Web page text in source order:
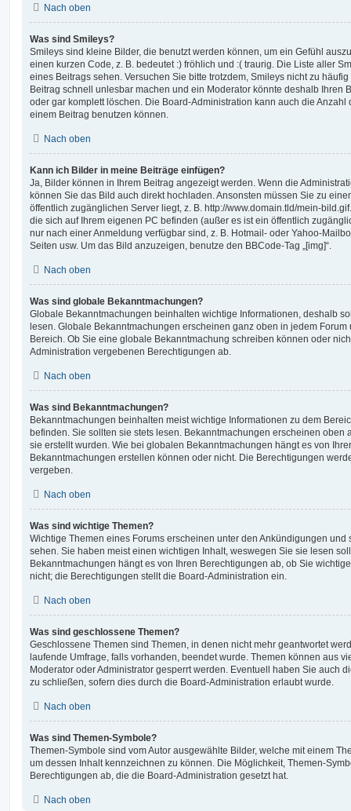
Nach oben
Was sind Smileys?
Smileys sind kleine Bilder, die benutzt werden können, um ein Gefühl
einen kurzen Code, z. B. bedeutet :) fröhlich und :( traurig. Die Liste aller
eines Beitrags sehen. Versuchen Sie bitte trotzdem, Smileys nicht zu
Beitrag schnell unlesbar machen und ein Moderator könnte deshalb Ihren
oder gar komplett löschen. Die Board-Administration kann auch die
einem Beitrag benutzen können.
Nach oben
Kann ich Bilder in meine Beiträge einfügen?
Ja, Bilder können in Ihrem Beitrag angezeigt werden. Wenn die
können Sie das Bild auch direkt hochladen. Ansonsten müssen Sie zu
öffentlich zugänglichen Server liegt, z. B. http://www.domain.tld/mein-
die sich auf Ihrem eigenen PC befinden (außer es ist ein öffentlich
nur nach einer Anmeldung verfügbar sind, z. B. Hotmail- oder Yahoo-
Seiten usw. Um das Bild anzuzeigen, benutze den BBCode-Tag „[img]“.
Nach oben
Was sind globale Bekanntmachungen?
Globale Bekanntmachungen beinhalten wichtige Informationen, deshalb
lesen. Globale Bekanntmachungen erscheinen ganz oben in jedem
Bereich. Ob Sie eine globale Bekanntmachung schreiben können oder
Administration vergebenen Berechtigungen ab.
Nach oben
Was sind Bekanntmachungen?
Bekanntmachungen beinhalten meist wichtige Informationen zu dem
befinden. Sie sollten sie stets lesen. Bekanntmachungen erscheinen oben
sie erstellt wurden. Wie bei globalen Bekanntmachungen hängt es von
Bekanntmachungen erstellen können oder nicht. Die Berechtigungen
vergeben.
Nach oben
Was sind wichtige Themen?
Wichtige Themen eines Forums erscheinen unter den Ankündigungen und
sehen. Sie haben meist einen wichtigen Inhalt, weswegen Sie sie lesen
Bekanntmachungen hängt es von Ihren Berechtigungen ab, ob Sie
nicht; die Berechtigungen stellt die Board-Administration ein.
Nach oben
Was sind geschlossene Themen?
Geschlossene Themen sind Themen, in denen nicht mehr geantwortet
laufende Umfrage, falls vorhanden, beendet wurde. Themen können aus
Moderator oder Administrator gesperrt werden. Eventuell haben Sie auch
zu schließen, sofern dies durch die Board-Administration erlaubt wurde.
Nach oben
Was sind Themen-Symbole?
Themen-Symbole sind vom Autor ausgewählte Bilder, welche mit einem
um dessen Inhalt kennzeichnen zu können. Die Möglichkeit, Themen-
Berechtigungen ab, die die Board-Administration gesetzt hat.
Nach oben